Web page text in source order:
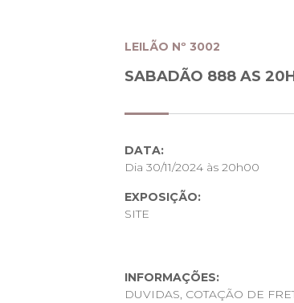
LEILÃO Nº 3002
SABADÃO 888 AS
DATA:
Dia 30/11/2024 às 20h00
EXPOSIÇÃO:
SITE
INFORMAÇÕES:
DUVIDAS, COTAÇÃO DE